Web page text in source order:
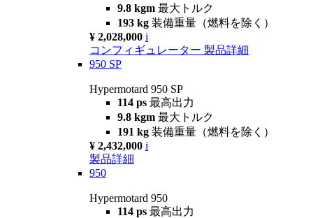
9.8 kgm 最大トルク
193 kg 装備重量（燃料を除く）
¥ 2,028,000 i
コンフィギュレーター 製品詳細
950 SP
Hypermotard 950 SP
114 ps 最高出力
9.8 kgm 最大トルク
191 kg 装備重量（燃料を除く）
¥ 2,432,000 i
製品詳細
950
Hypermotard 950
114 ps 最高出力